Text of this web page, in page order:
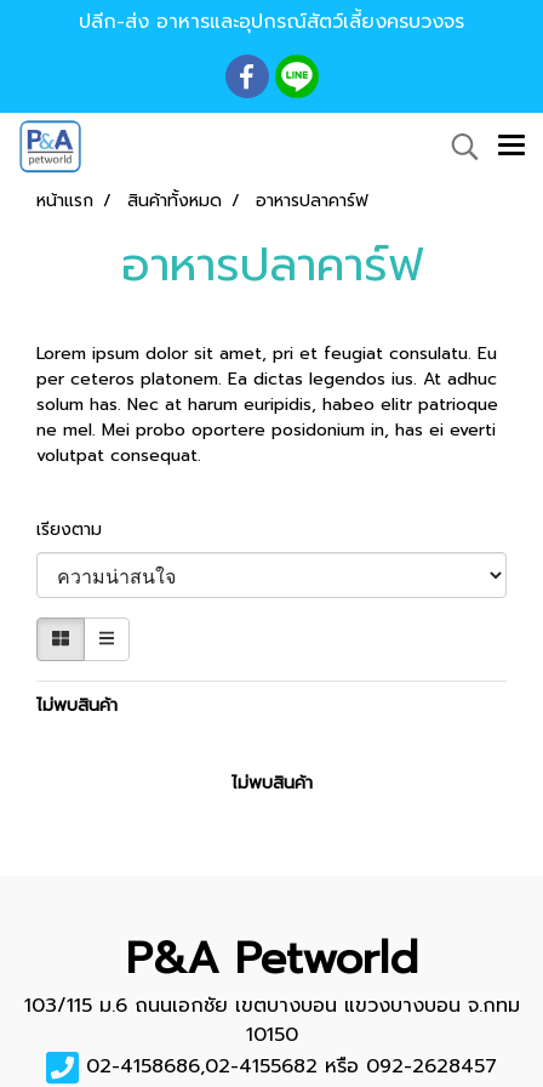
ปลีก-ส่ง อาหารและอุปกรณ์สัตว์เลี้ยงครบวงจร
หน้าแรก สินค้าทั้งหมด อาหารปลาคาร์ฟ
อาหารปลาคาร์ฟ
Lorem ipsum dolor sit amet, pri et feugiat consulatu. Eu
per ceteros platonem. Ea dictas legendos ius. At adhuc
solum has. Nec at harum euripidis, habeo elitr patrioque
ne mel. Mei probo oportere posidonium in, has ei everti
volutpat consequat.
เรียงตาม
ไม่พบสินค้า
ไม่พบสินค้า
P&A Petworld
103/115 ม.6 ถนนเอกชัย เขตบางบอน แขวงบางบอน จ.กทม
10150
02-4158686,02-4155682 หรือ 092-2628457